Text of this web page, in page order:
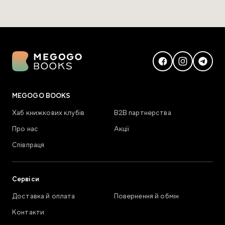
MEGOGO BOOKS
Хаб книжкових клубів
В2В партнерства
Про нас
Акції
Співпраця
Сервіси
Доставка й оплата
Повернення й обмін
Контакти